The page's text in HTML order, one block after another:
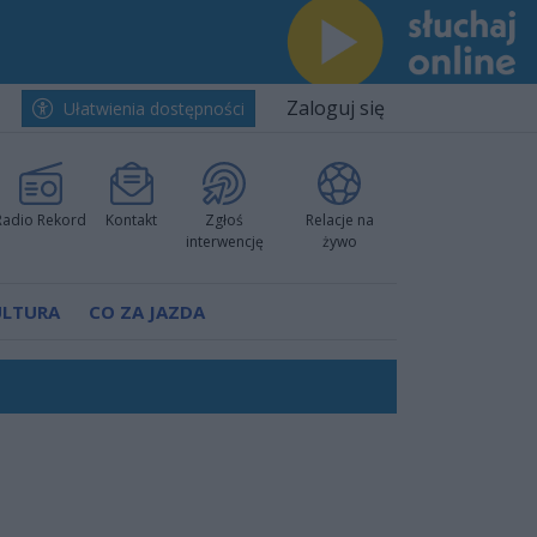
Ułatwienia dostępności Zaloguj się
Rekord Kontakt
Zgłoś
interwencję
Relacje na
żywo
CO ZA JAZDA